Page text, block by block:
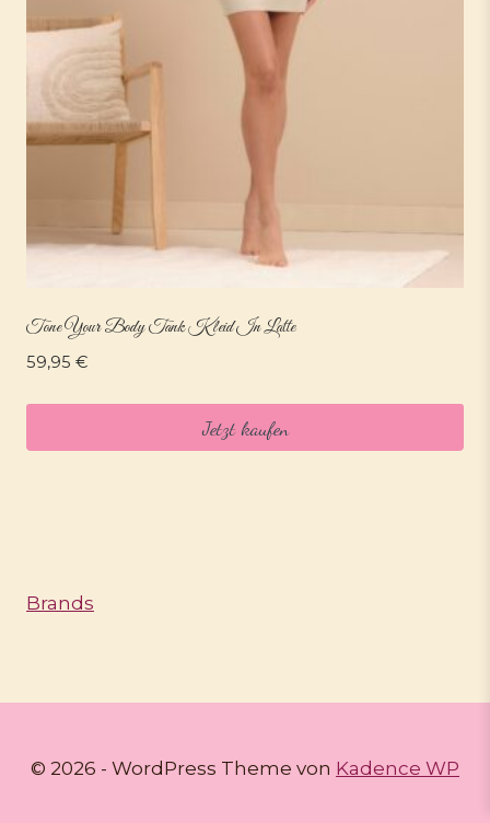
Tone Your Body Tank Kleid In Latte
59,95 €
Jetzt kaufen
Brands
© 2026 - WordPress Theme von Kadence WP